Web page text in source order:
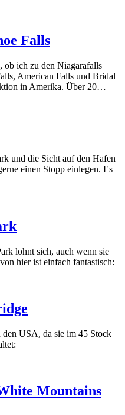
Falls
ob ich zu den Niagarafalls
American Falls und Bridal
in Amerika. Über 20…
und die Sicht auf den Hafen
einen Stopp einlegen. Es
lohnt sich, auch wenn sie
hier ist einfach fantastisch:
USA, da sie im 45 Stock
Mountains